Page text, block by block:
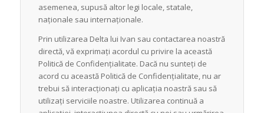
asemenea, supusă altor legi locale, statale,
naționale sau internaționale.
Prin utilizarea Delta lui Ivan sau contactarea noastră
directă, vă exprimați acordul cu privire la această
Politică de Confidențialitate. Dacă nu sunteți de
acord cu această Politică de Confidențialitate, nu ar
trebui să interacționați cu aplicația noastră sau să
utilizați serviciile noastre. Utilizarea continuă a